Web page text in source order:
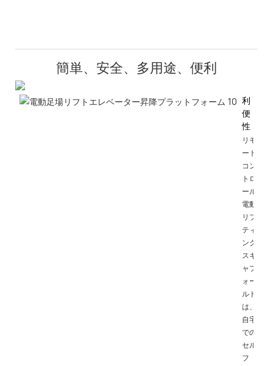
簡単、安全、多用途、便利
利
便
性
リモ
ート
コン
トロ
ール
電動
リフ
ティ
ング
スキ
ャフ
ォー
ルド
は、
自宅
での
セル
フ